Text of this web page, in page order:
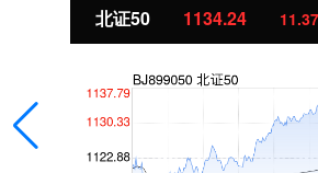
创业板指 3563.12